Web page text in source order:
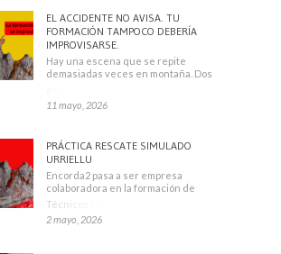
EL ACCIDENTE NO AVISA. TU
FORMACIÓN TAMPOCO DEBERÍA
IMPROVISARSE.
Hay una escena que se repite
demasiadas veces en montaña. Dos
11 mayo, 2026
PRÁCTICA RESCATE SIMULADO
URRIELLU
Encorda2 pasa a ser empresa
colaboradora en la formación de
Técnicos Deportivos
2 mayo, 2026